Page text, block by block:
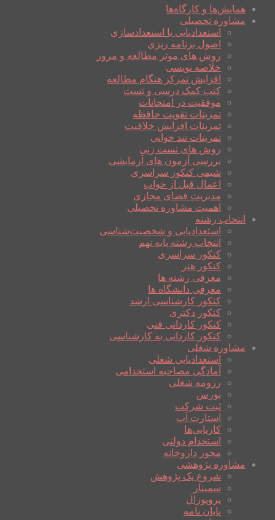
همایش‌ها و کارگاه‌ها
مشاوره تحصیلی
استعدادیابی یا استعدادسازی
اصول برنامه ریزی
روش های موثر مطالعه و مرور
خلاصه نویسی
افزایش تمرکز هنگام مطالعه
کتب کمک درسی و تست
موفقیت در امتحانات
تمرینات تقویت حافظه
تمرینات افزایش خلاقیت
تمرینات تند خوانی
روش های تست زنی
بررسی آزمون های آزمایشی
شیمی کنکور سراسری
اعمال قبل از خواب
مدیریت فضای مجازی
اهمیت مشاوره تحصیلی
انتخاب رشته
استعدادیابی و شخصیت‌شناسی
انتخاب رشته پایه نهم
کنکور سراسری
کنکور هنر
معرفی رشته ها
معرفی دانشگاه ها
کنکور کارشناسی ارشد
کنکور دکتری
کنکور کاردانی فنی
کنکور کاردانی به کارشناسی
مشاوره شغلی
استعدادیابی شغلی
آمادگی مصاحبه استخدامی
رزومه شغلی
بورس
ثبت شرکت
استارت آپ
کاریابی‌ها
استخدام دولتی
مجوز داروخانه
مشاوره پژوهشی
شروع یک پژوهش
سمینار
پروپوزال
پایان نامه